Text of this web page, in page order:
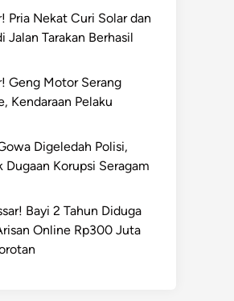
Pria Nekat Curi Solar dan
Jalan Tarakan Berhasil
Geng Motor Serang
Kendaraan Pelaku
Digeledah Polisi,
Dugaan Korupsi Seragam
Bayi 2 Tahun Diduga
Online Rp300 Juta